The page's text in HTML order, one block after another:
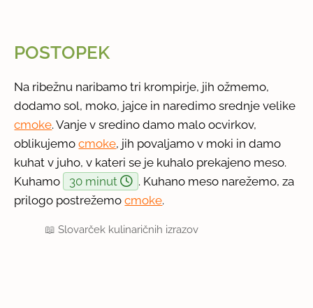
POSTOPEK
Na ribežnu naribamo tri krompirje, jih ožmemo,
dodamo sol, moko, jajce in naredimo srednje velike
cmoke. Vanje v sredino damo malo ocvirkov,
oblikujemocmoke, jih povaljamo v moki in damo
kuhat v juho, v kateri se je kuhalo prekajeno meso.
Kuhamo
30 minut
. Kuhano meso narežemo, za
prilogo postrežemocmoke.
📖Slovarček kulinaričnih izrazov